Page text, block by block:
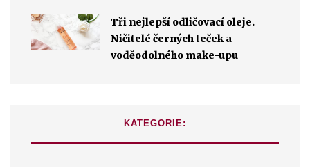
Tři nejlepší odličovací oleje.
Ničitelé černých teček a
voděodolného make-upu
KATEGORIE: